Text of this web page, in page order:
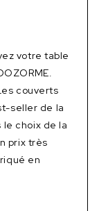
votre table
couverts
seller de la
le choix de la
prix très
en